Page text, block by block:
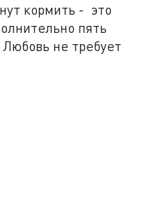
кормить - это
пять
не требует